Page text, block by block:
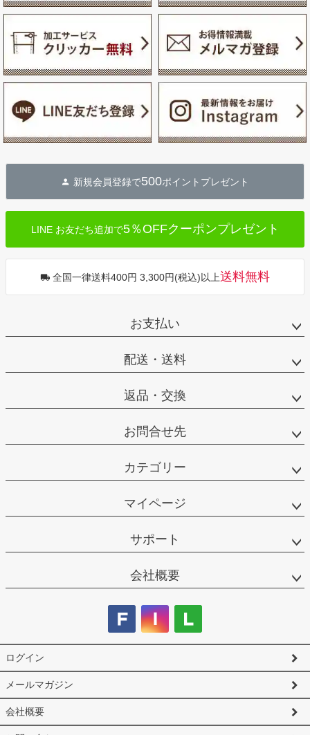
新規会員登録で500ポイントプレゼント
LINE お友だち追加で5％OFFクーポンプレゼント
全国一律送料400円 3,300円(税込)以上送料無料
お支払い
配送・送料
返品・交換
お問合せ先
カテゴリー
マイページ
サポート
会社概要
ログイン
メールマガジン
会社概要